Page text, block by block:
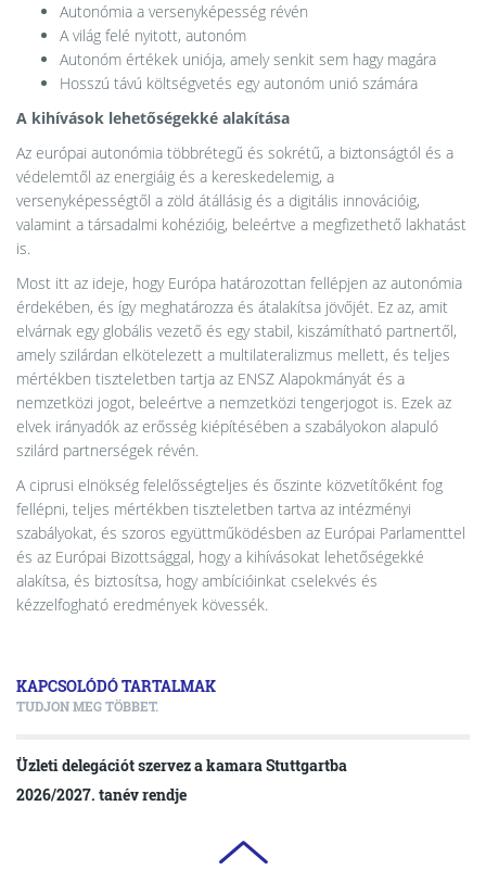
Autonómia a versenyképesség révén
A világ felé nyitott, autonóm
Autonóm értékek uniója, amely senkit sem hagy magára
Hosszú távú költségvetés egy autonóm unió számára
A kihívások lehetőségekké alakítása
Az európai autonómia többrétegű és sokrétű, a biztonságtól és a
védelemtől az energiáig és a kereskedelemig, a
versenyképességtől a zöld átállásig és a digitális innovációig,
valamint a társadalmi kohézióig, beleértve a megfizethető lakhatást
is.
Most itt az ideje, hogy Európa határozottan fellépjen az autonómia
érdekében, és így meghatározza és átalakítsa jövőjét. Ez az, amit
elvárnak egy globális vezető és egy stabil, kiszámítható partnertől,
amely szilárdan elkötelezett a multilateralizmus mellett, és teljes
mértékben tiszteletben tartja az ENSZ Alapokmányát és a
nemzetközi jogot, beleértve a nemzetközi tengerjogot is. Ezek az
elvek irányadók az erősség kiépítésében a szabályokon alapuló
szilárd partnerségek révén.
A ciprusi elnökség felelősségteljes és őszinte közvetítőként fog
fellépni, teljes mértékben tiszteletben tartva az intézményi
szabályokat, és szoros együttműködésben az Európai Parlamenttel
és az Európai Bizottsággal, hogy a kihívásokat lehetőségekké
alakítsa, és biztosítsa, hogy ambícióinkat cselekvés és
kézzelfogható eredmények kövessék.
KAPCSOLÓDÓ TARTALMAK
TUDJON MEG TÖBBET.
Üzleti delegációt szervez a kamara Stuttgartba
2026/2027. tanév rendje